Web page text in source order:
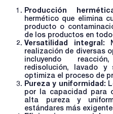
Producción
hermético que elimina
producto o
de los productos en
Versatilidad integral:
realización de diversas
incluyendo
redisolución, lavado
optimiza el proceso de
Pureza y uniformidad:
por la capacidad para
alta pureza y
estándares más